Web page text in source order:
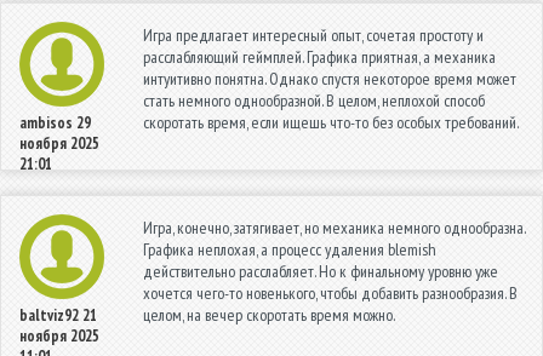
ambisos 29
ноября 2025
21:01
Игра предлагает интересный опыт, сочетая простоту и
расслабляющий геймплей. Графика приятная, а механика
интуитивно понятна. Однако спустя некоторое время может
стать немного однообразной. В целом, неплохой способ
скоротать время, если ищешь что-то без особых требований.
baltviz92 21
ноября 2025
Игра, конечно, затягивает, но механика немного однообразна.
Графика неплохая, а процесс удаления blemish
действительно расслабляет. Но к финальному уровню уже
хочется чего-то новенького, чтобы добавить разнообразия. В
целом, на вечер скоротать время можно.